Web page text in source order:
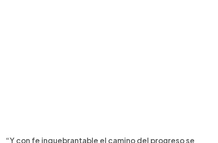
“Y con fe inquebrantable el camino del progreso se